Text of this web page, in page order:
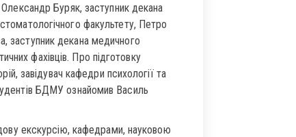
Олександр Буряк, заступник декана
факультету, Петро
заступник декана медичного
фахівців. Про підготовку
завідувач кафедри психології та
БДМУ ознайомив Василь
екскурсію, кафедрами, науковою